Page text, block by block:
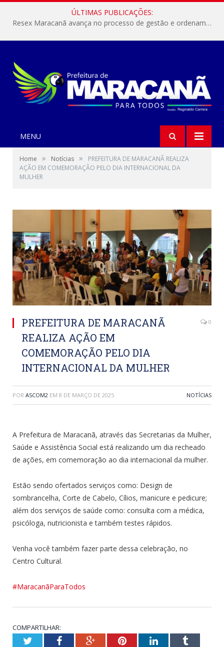
ÚLTIMAS PUBLICAÇÕES:
Resex Maracanã avança no processo de gestão e ordenamento do turismo em nossas áreas protegidas.
MENU
Home » Notícias »
PREFEITURA DE MARACANÃ REALIZA
AÇÃO EM COMEMORAÇÃO PELO DIA INTERNACIONAL DA
MULHER
PREFEITURA DE MARACANÃ
REALIZA AÇÃO EM
COMEMORAÇÃO PELO DIA
INTERNACIONAL DA MULHER
0
POR ASCOM2 EM 8 DE MARÇO DE 2025 NOTÍCIAS
A Prefeitura de Maracanã, através das Secretarias da Mulher,
Saúde e Assistência Social está realizando um dia recheado
de ações, em comemoração ao dia internacional da mulher.
Estão sendo ofertados serviços como: Design de
sombrancelha, Corte de Cabelo, Cílios, manicure e pedicure;
além dos serviços de saúde como: consulta com a médica,
psicóloga, nutricionista e também testes rápidos.
Venha você também fazer parte dessa celebração, no
Centro Cultural.
#MaracanãParaTodos
COMPARTILHAR:
TwitterFacebookGoogle+PinterestLinkedInTumblr